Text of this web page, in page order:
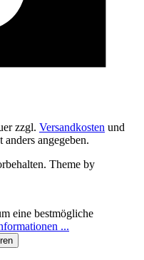
zzgl. Versandkosten und
angegeben.
Theme by
eine bestmögliche
...